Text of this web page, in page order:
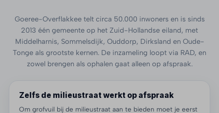
Goeree-Overflakkee telt circa 50.000 inwoners en is sinds
2013 één gemeente op het Zuid-Hollandse eiland, met
Middelharnis, Sommelsdijk, Ouddorp, Dirksland en Oude-
Tonge als grootste kernen. De inzameling loopt via RAD, en
zowel brengen als ophalen gaat alleen op afspraak.
Zelfs de milieustraat werkt op afspraak
Om grofvuil bij de milieustraat aan te bieden moet je eerst